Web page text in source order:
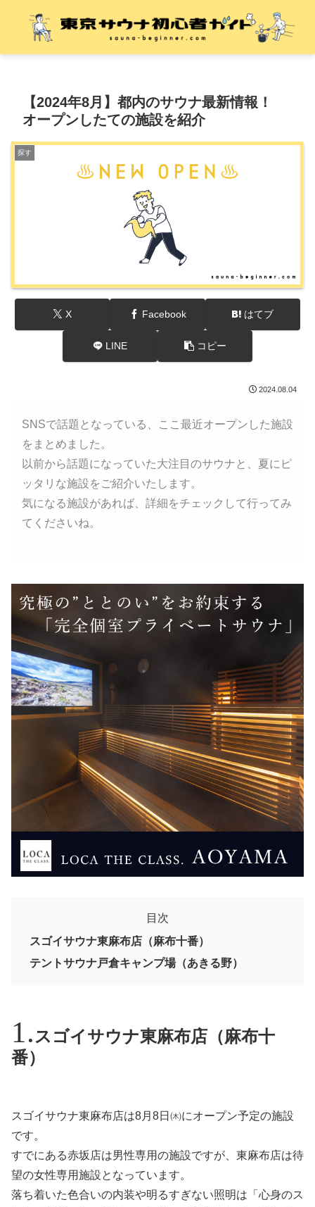
【2024年8月】都内のサウナ最新情報！
オープンしたての施設を紹介
探す
X Facebook はてブ
LINE コピー
2024.08.04
SNSで話題となっている、ここ最近オープンした施設
をまとめました。
以前から話題になっていた大注目のサウナと、夏にピ
ッタリな施設をご紹介いたします。
気になる施設があれば、詳細をチェックして行ってみ
てくださいね。
目次
スゴイサウナ東麻布店（麻布十番）
テントサウナ戸倉キャンプ場（あきる野）
スゴイサウナ東麻布店（麻布十
番）
スゴイサウナ東麻布店は8月8日㈭にオープン予定の施設
です。
すでにある赤坂店は男性専用の施設ですが、東麻布店は待
望の女性専用施設となっています。
落ち着いた色合いの内装や明るすぎない照明は「心身のス